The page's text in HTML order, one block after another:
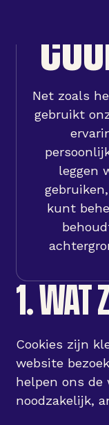
Net zoals
gebruikt
leggen
kunt
1. WAT
Cookies zijn
website
helpen ons
noodzakelijk,